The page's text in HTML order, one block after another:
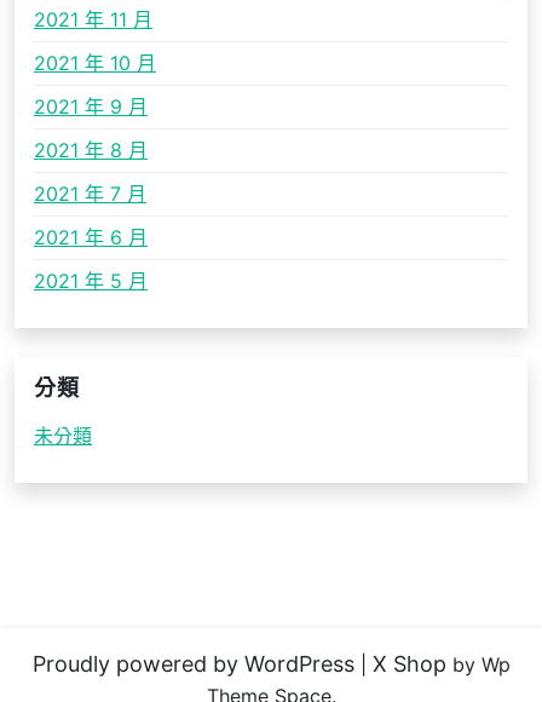
2021 年 11 月
2021 年 10 月
2021 年 9 月
2021 年 8 月
2021 年 7 月
2021 年 6 月
2021 年 5 月
分類
未分類
Proudly powered by WordPress X Shop by Wp
Theme Space.